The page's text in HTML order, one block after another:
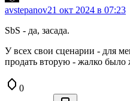
avstepanov21 окт 2024 в 07:23
SbS - да, засада.
У всех свои сценарии - для
продать вторую - жалко было
0